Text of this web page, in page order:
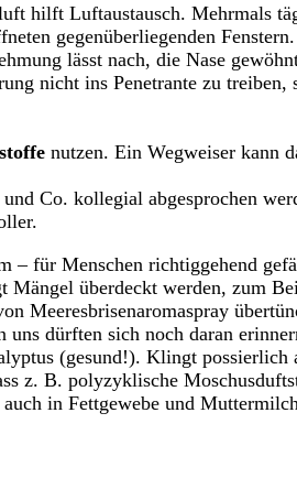
hilft Luftaustausch. Mehrmals
gegenüberliegenden Fenstern.
lässt nach, die Nase
nicht ins Penetrante zu
nutzen. Ein Wegweiser kann
Co. kollegial abgesprochen
– für Menschen richtiggehend
überdeckt werden, zum
Meeresbrisenaromaspray
dürften sich noch daran
(gesund!). Klingt possierlich
z. B. polyzyklische
in Fettgewebe und